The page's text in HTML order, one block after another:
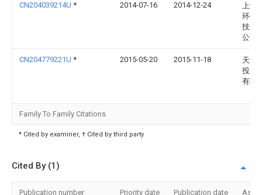
CN204039214U * 2014-07-16 2014-12-24
上海
环保
技术
公司
CN204779221U * 2015-05-20 2015-11-18
天紫
投资
有限
Family To Family Citations
* Cited by examiner, † Cited by third party
Cited By (1)
Publication number Priority date Publication date